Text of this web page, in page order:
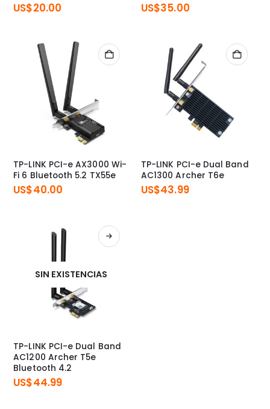
US$20.00 US$35.00
TP-LINK PCI-e AX3000 Wi-
Fi 6 Bluetooth 5.2 TX55e
US$40.00
TP-LINK PCI-e Dual Band
AC1300 Archer T6e
US$43.99
SIN EXISTENCIAS
TP-LINK PCI-e Dual Band
AC1200 Archer T5e
Bluetooth 4.2
US$44.99